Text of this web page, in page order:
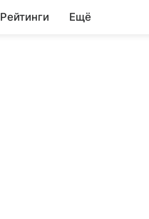
Рейтинги Ещё